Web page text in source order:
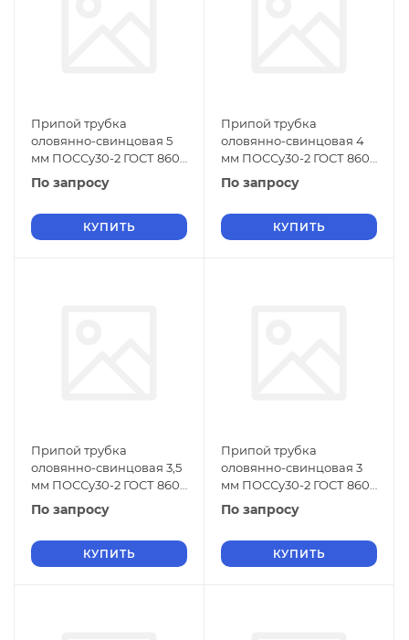
Припой трубка
оловянно-свинцовая 5
мм ПОССу30-2 ГОСТ 860-
75
По запросу
КУПИТЬ
Припой трубка
оловянно-свинцовая 4
мм ПОССу30-2 ГОСТ 860-
75
По запросу
КУПИТЬ
Припой трубка
оловянно-свинцовая 3,5
мм ПОССу30-2 ГОСТ 860-
75
По запросу
КУПИТЬ
Припой трубка
оловянно-свинцовая 3
мм ПОССу30-2 ГОСТ 860-
75
По запросу
КУПИТЬ